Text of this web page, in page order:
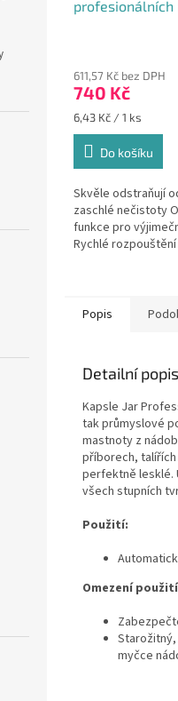
profesionálních
611,57 Kč bez DPH
740 Kč
Měrná
cena:
6,43 Kč / 1 ks
Do košíku
Skvěle odstraňují
zaschlé nečistoty
funkce pro
Rychlé rozpouštění
Popis
Detailní
Kapsle Jar
tak průmyslové
mastnoty z
příborech,
perfektně lesklé.
všech stupních
Použití:
Omezení
myčce